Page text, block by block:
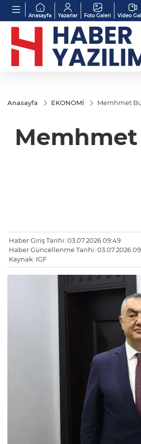
Anasayfa Yazarlar Foto Galeri Video
Anasayfa EKONOMİ Memhmet
Memhmet
Haber Giriş Tarihi: 03.07.2026 09:49
Haber Güncellenme Tarihi: 03.07.2026
Kaynak: IGF